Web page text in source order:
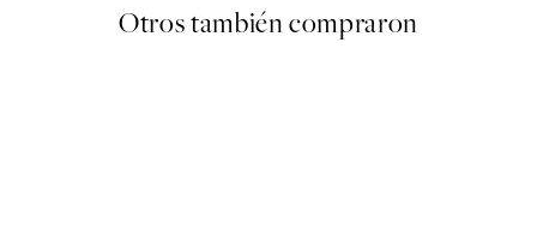
Otros también compraron